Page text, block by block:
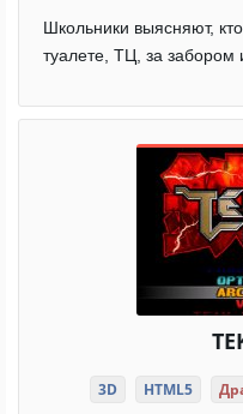
Школьники выясняют,
туалете, ТЦ, за забором
3D HTML5